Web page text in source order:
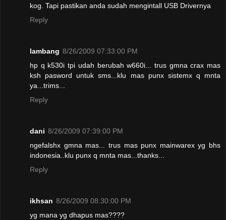
kog. Tapi pastikan anda sudah mengintall USB Drivernya
Reply
lambang 8/26/2009 07:33:00 PM
hp q k530i tpi udah berubah w660i... trus gmna crax mas
ksh pasword untuk sms...klu mas punx sistemx q mnta
ya...trims...
Reply
dani 8/26/2009 07:39:00 PM
ngefalshx gmna mas... trus mas punx mainwarex yg bhs
indonesia..klu punx q mnta mas...thanks...
Reply
ikhsan 8/26/2009 08:30:00 PM
yg mana yg dhapus mas????